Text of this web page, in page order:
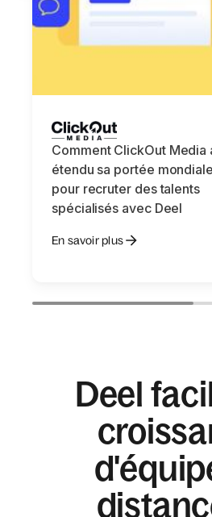
Comment ClickOut Media
étendu sa portée mondiale
pour recruter des talents
spécialisés avec Deel
En savoir plus
Deel